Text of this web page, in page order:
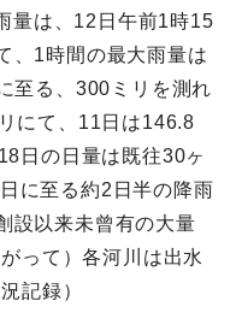
量は、12日午前1時15
、1時間の最大雨量は
至る、300ミリを測れ
にて、11日は146.8
日の日量は既往30ヶ
に至る約2日半の降雨
設以来未曾有の大量
って）各河川は出水
記録）